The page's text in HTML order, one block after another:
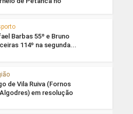
Barbas 55º e Bruno
114º na segunda...
de Vila Ruiva (Fornos
em resolução